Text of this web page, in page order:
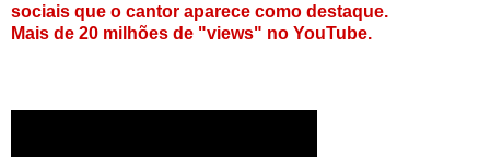
sociais que o cantor aparece como destaque.
Mais de 20 milhões de "views" no YouTube.